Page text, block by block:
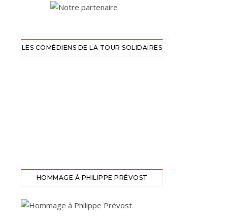
LES COMÉDIENS DE LA TOUR SOLIDAIRES
HOMMAGE À PHILIPPE PRÉVOST